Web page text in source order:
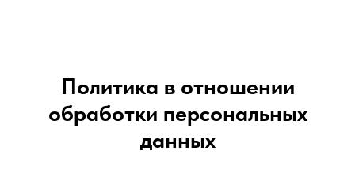
Политика в отношении
обработки персональных
данных